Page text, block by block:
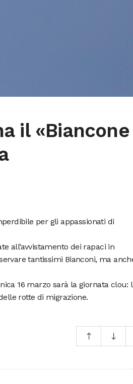
il «Biancone
per gli appassionati di
all’avvistamento dei rapaci in
tantissimi Bianconi, ma
16 marzo sarà la giornata clou:
rotte di migrazione.